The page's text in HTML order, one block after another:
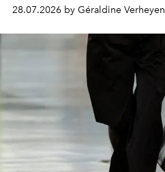
28.07.2026 by Géraldine Verheyen